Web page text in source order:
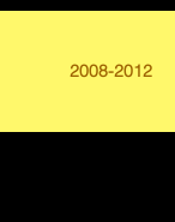
2008-2012